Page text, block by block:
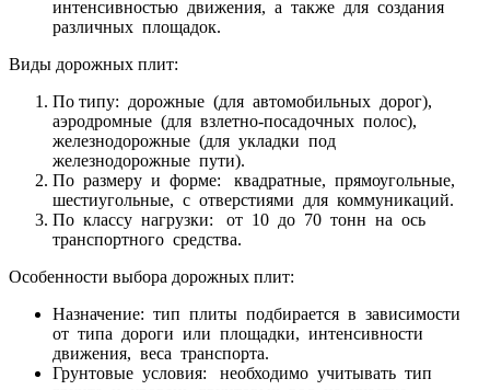
интенсивностью движения, а также для создания
различных площадок.
Виды дорожных плит:
По типу: дорожные (для автомобильных дорог),
аэродромные (для взлетно-посадочных полос),
железнодорожные (для укладки под
железнодорожные пути).
По размеру и форме: квадратные, прямоугольные,
шестиугольные, с отверстиями для коммуникаций.
По классу нагрузки: от 10 до 70 тонн на ось
транспортного средства.
Особенности выбора дорожных плит:
Назначение: тип плиты подбирается в зависимости
от типа дороги или площадки, интенсивности
движения, веса транспорта.
Грунтовые условия: необходимо учитывать тип